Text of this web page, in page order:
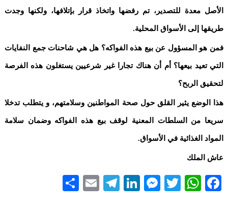
الأصل معدة للتصدير، تم رفضها واتخاذ قرار بإتلافها، ولكنها وجدت
طريقها إلى الأسواق المحلية.
فمن هو المسؤول عن بيع هذه الفواكه؟ هل هي شاحنات جمع النفايات
التي تعيد بيعها؟ أم أن هناك تجارا غير شرعيين يستغلون هذه الفرصة
لتحقيق الربح؟
هذا الوضع يثير القلق حول صحة المواطنين وسلامتهم، و يتطلب تدخلا
سريعا من السلطات المعنية لوقف بيع هذه الفواكه وضمان سلامة
المواد الغذائية في الأسواق.
عاش الملك
Facebook
WhatsApp
Twitter
Messenger
LinkedIn
Telegram
Email